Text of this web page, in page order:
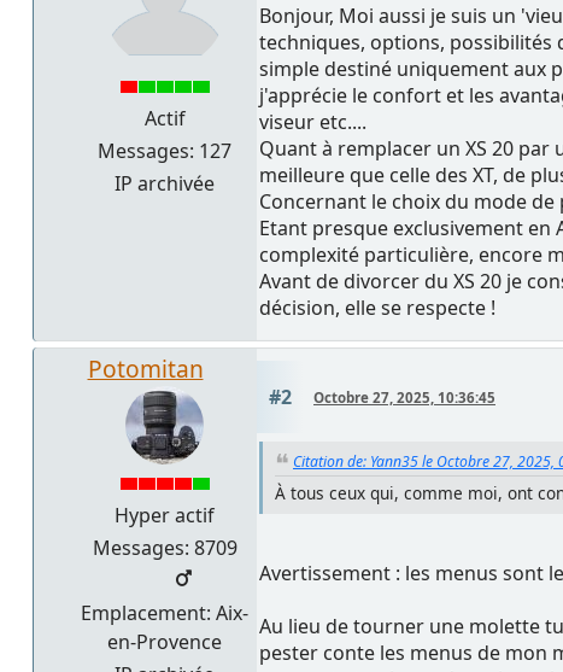
Actif
Messages: 127
IP archivée
Bonjour, Moi aussi je suis un
techniques, options, possibilités
simple destiné uniquement aux
j'apprécie le confort et les
viseur etc....
Quant à remplacer un XS 20 par
meilleure que celle des XT, de
Concernant le choix du mode de
Etant presque exclusivement en
complexité particulière, encore
Avant de divorcer du XS 20 je
décision, elle se respecte !
Potomitan
Hyper actif
Messages: 8709
Emplacement: Aix-
en-Provence
#2 Octobre 27, 2025, 10:36:45
Citation de: Yann35 le Octobre 27, 2025,
À tous ceux qui, comme moi, ont
Avertissement : les menus sont
Au lieu de tourner une molette
pester conte les menus de mon